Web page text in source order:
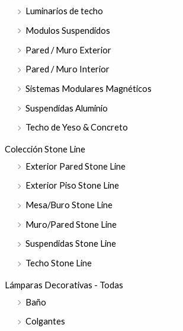
Luminarios de techo
Modulos Suspendidos
Pared / Muro Exterior
Pared / Muro Interior
Sistemas Modulares Magnéticos
Suspendidas Aluminio
Techo de Yeso & Concreto
Colección Stone Line
Exterior Pared Stone Line
Exterior Piso Stone Line
Mesa/Buro Stone Line
Muro/Pared Stone Line
Suspendidas Stone Line
Techo Stone Line
Lámparas Decorativas - Todas
Baño
Colgantes